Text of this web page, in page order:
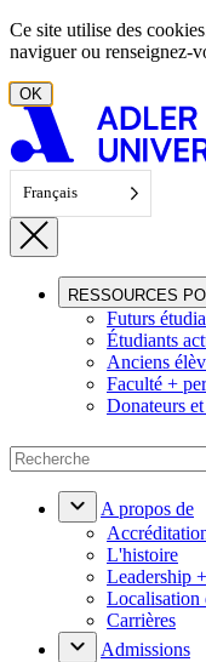
Aller au contenu
Ce site utilise des
naviguer ou renseignez-
OK
Français
RESSOURCES
Futurs
Étudiants
Anciens
Faculté +
Donateurs
A propos de
L'histoire
Leadership
Localisation
Carrières
Admissions